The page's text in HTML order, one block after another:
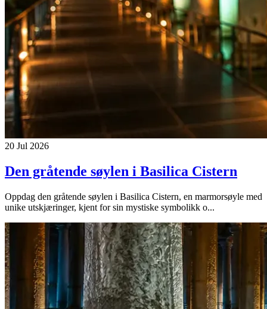
20 Jul 2026
Den gråtende søylen i Basilica Cistern
Oppdag den gråtende søylen i Basilica Cistern, en marmorsøyle med
unike utskjæringer, kjent for sin mystiske symbolikk o...